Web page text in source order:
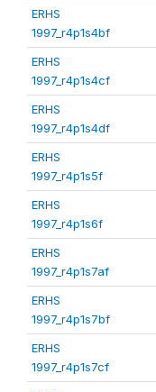
ERHS
1997_r4p1s4bf
ERHS
1997_r4p1s4cf
ERHS
1997_r4p1s4df
ERHS
1997_r4p1s5f
ERHS
1997_r4p1s6f
ERHS
1997_r4p1s7af
ERHS
1997_r4p1s7bf
ERHS
1997_r4p1s7cf